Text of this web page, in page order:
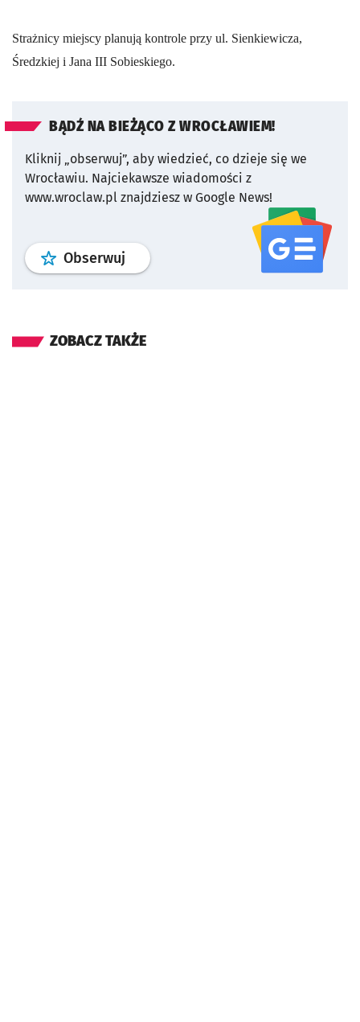
Strażnicy miejscy planują kontrole przy ul. Sienkiewicza,
Średzkiej i Jana III Sobieskiego.
BĄDŹ NA BIEŻĄCO Z WROCŁAWIEM!
Kliknij „obserwuj”, aby wiedzieć, co dzieje się we
Wrocławiu. Najciekawsze wiadomości z
www.wroclaw.pl znajdziesz w Google News!
Obserwuj profil serwisu
ZOBACZ TAKŻE